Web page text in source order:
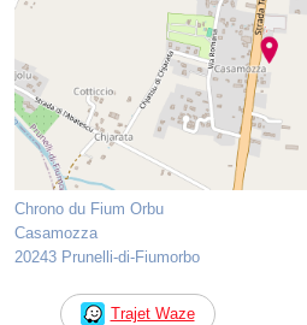
Chrono du Fium Orbu
Casamozza
20243 Prunelli-di-Fiumorbo
Trajet Waze